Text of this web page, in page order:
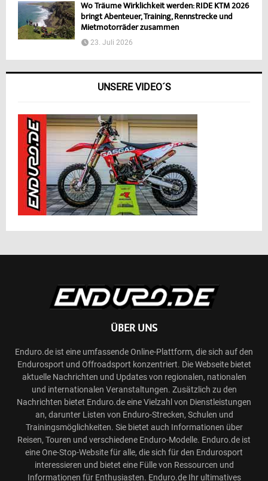
Wo Träume Wirklichkeit werden: RIDE KTM 2026
bringt Abenteuer, Training, Rennstrecke und
Mietmotorräder zusammen
23. Juli 2026
UNSERE VIDEO´S
ÜBER UNS
Enduro.de ist eine umfassende Online-Plattform, die sich auf den
Endurosport und Offroadsport konzentriert. Die Webseite bietet
aktuelle Nachrichten und Updates von regionalen, nationalen
und internationalen Veranstaltungen. Zusätzlich zu den
Nachrichten bietet Enduro.de eine Vielzahl von Dienstleistungen
an, darunter Listen von Enduro-Strecken, Schulen und
Trainingsmöglichkeiten. Sie bietet auch Informationen über
Reisen, Touren und verschiedene Enduro-Modelle. Enduro.de ist
eine One-Stop-Website für alle, die sich für den Endurosport
interessieren und bietet eine Fülle von Ressourcen und
Informationen für Enthusiasten. Enduro.de Ihr ultimatives